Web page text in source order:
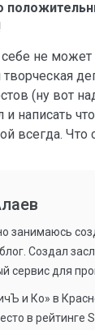
не
(ну вот
и написать
всегда. Что
занимаюсь
Создал
сервис для
и Ко» в
в рейтинге